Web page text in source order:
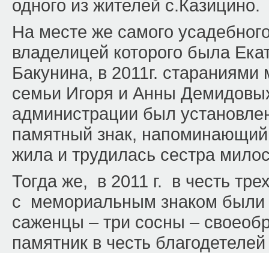
одного из жителей с.Казицино.
На месте же самого
владелицей которого была
Бакунина, в 2011г. стараниями
семьи Игоря и Анны
администрации был
памятный знак, напоминающий
жила и трудилась сестра
Тогда же, в 2011 г. в честь
с мемориальным знаком
саженцы – три сосны –
памятник в честь